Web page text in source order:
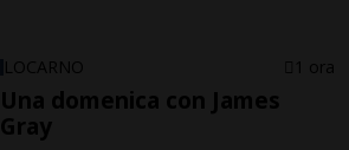
LOCARNO 1 ora
Una domenica con James
Gray